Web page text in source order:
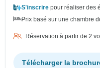
S'inscrire pour réaliser des
Prix basé sur une chambre
Réservation à partir de 2
Télécharger la